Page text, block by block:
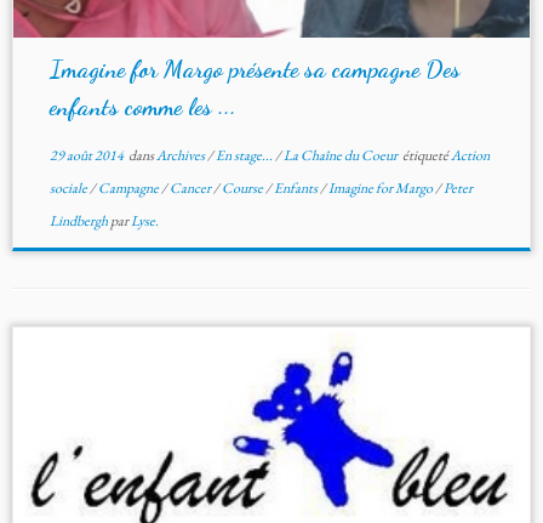
Imagine for Margo présente sa campagne Des
enfants comme les ...
29 août 2014dansArchives/En stage.../La Chaîne du Coeur étiquetéAction
sociale/Campagne/Cancer/Course/Enfants/Imagine for Margo/Peter
LindberghparLyse.